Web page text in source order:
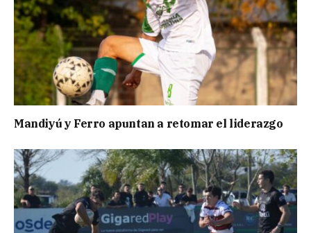
Mandiyú y Ferro apuntan a retomar el liderazgo